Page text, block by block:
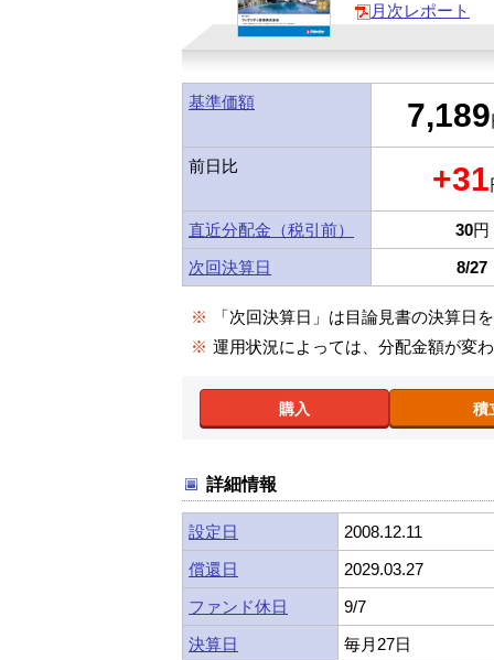
月次レポート
基準価額 7,189
前日比 +31
直近分配金（税引前） 30円
次回決算日
8/27
※
「次回決算日」は目論見書の決算日
※ 運用状況によっては、分配金額が変
購入 積
詳細情報
設定日
2008.12.11
償還日
2029.03.27
ファンド休日
9/7
決算日
毎月27日